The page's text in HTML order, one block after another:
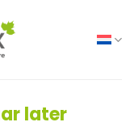
later